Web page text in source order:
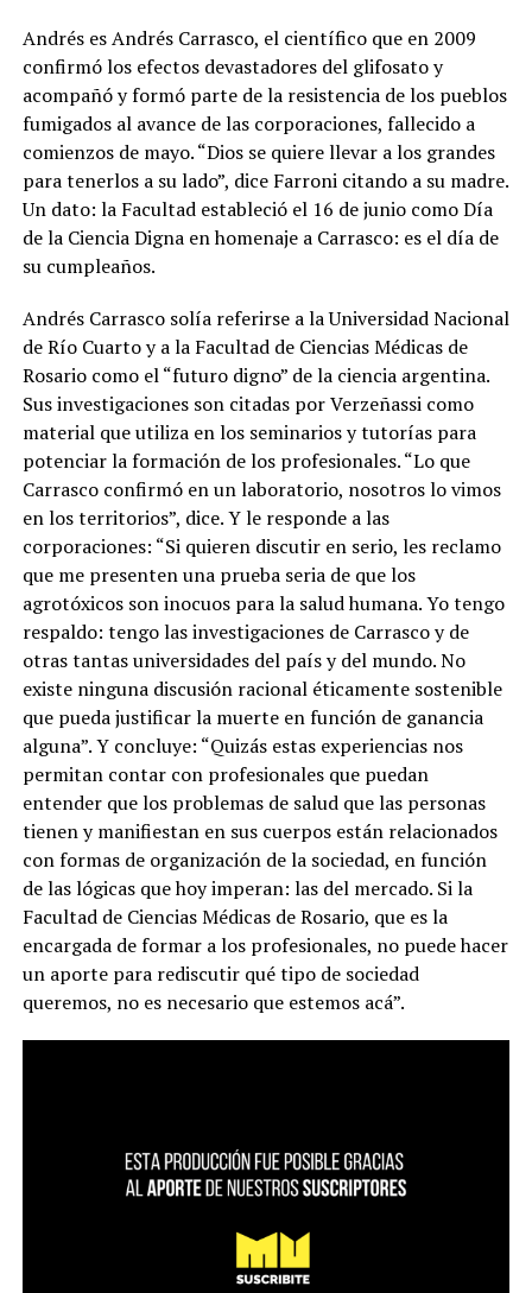
Andrés es Andrés Carrasco, el científico que en 2009
confirmó los efectos devastadores del glifosato y
acompañó y formó parte de la resistencia de los pueblos
fumigados al avance de las corporaciones, fallecido a
comienzos de mayo. “Dios se quiere llevar a los grandes
para tenerlos a su lado”, dice Farroni citando a su madre.
Un dato: la Facultad estableció el 16 de junio como Día
de la Ciencia Digna en homenaje a Carrasco: es el día de
su cumpleaños.
Andrés Carrasco solía referirse a la Universidad Nacional
de Río Cuarto y a la Facultad de Ciencias Médicas de
Rosario como el “futuro digno” de la ciencia argentina.
Sus investigaciones son citadas por Verzeñassi como
material que utiliza en los seminarios y tutorías para
potenciar la formación de los profesionales. “Lo que
Carrasco confirmó en un laboratorio, nosotros lo vimos
en los territorios”, dice. Y le responde a las
corporaciones: “Si quieren discutir en serio, les reclamo
que me presenten una prueba seria de que los
agrotóxicos son inocuos para la salud humana. Yo tengo
respaldo: tengo las investigaciones de Carrasco y de
otras tantas universidades del país y del mundo. No
existe ninguna discusión racional éticamente sostenible
que pueda justificar la muerte en función de ganancia
alguna”. Y concluye: “Quizás estas experiencias nos
permitan contar con profesionales que puedan
entender que los problemas de salud que las personas
tienen y manifiestan en sus cuerpos están relacionados
con formas de organización de la sociedad, en función
de las lógicas que hoy imperan: las del mercado.Si la
Facultad de Ciencias Médicas de Rosario, que es la
encargada de formar a los profesionales, no puede hacer
un aporte para rediscutir qué tipo de sociedad
queremos, no es necesario que estemos acá”.